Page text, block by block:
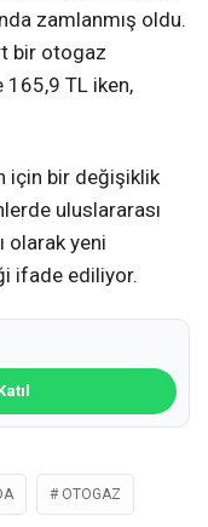
zamlanmış oldu.
bir otogaz
TL iken,
için bir değişiklik
uluslararası
olarak yeni
ifade ediliyor.
OTOGAZ